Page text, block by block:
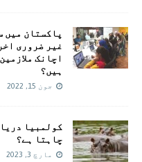
پاکستان میں
غیر ضروری
اچانک
ہیں؟
جون 15, 2022
کولمبیا
چاہتا ہے؟
مارچ 3, 2023